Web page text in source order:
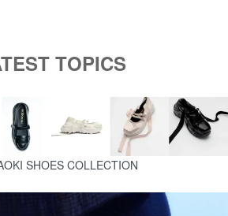
TOPICS
SHOES COLLECTION